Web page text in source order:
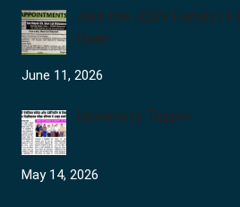
Join the JCDV Family |
Open
June 11, 2026
University Topper
May 14, 2026